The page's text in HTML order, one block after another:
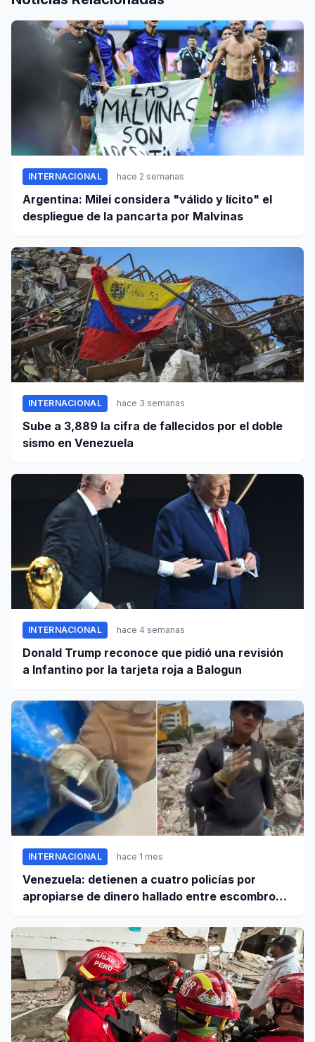
INTERNACIONAL hace 2 semanas
Argentina: Milei considera "válido y lícito" el
despliegue de la pancarta por Malvinas
INTERNACIONAL hace 3 semanas
Sube a 3,889 la cifra de fallecidos por el doble
sismo en Venezuela
INTERNACIONAL hace 4 semanas
Donald Trump reconoce que pidió una revisión
a Infantino por la tarjeta roja a Balogun
INTERNACIONAL hace 1 mes
Venezuela: detienen a cuatro policías por
apropiarse de dinero hallado entre escombros